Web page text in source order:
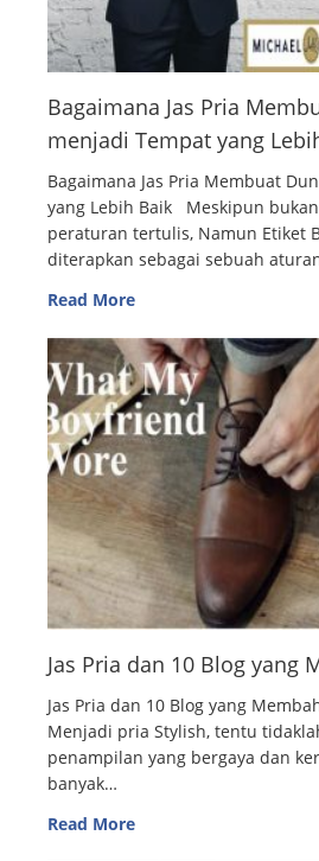
Bagaimana Jas Pria
menjadi Tempat yang
Bagaimana Jas Pria Membuat
yang Lebih Baik Meskipun
peraturan tertulis, Namun Etiket
diterapkan sebagai sebuah
Read More
Jas Pria dan 10 Blog yang
Jas Pria dan 10 Blog yang
Menjadi pria Stylish, tentu
penampilan yang bergaya dan
banyak…
Read More